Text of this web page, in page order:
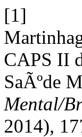
[1]
CAPS II
SaÃºde
Mental/
2014),